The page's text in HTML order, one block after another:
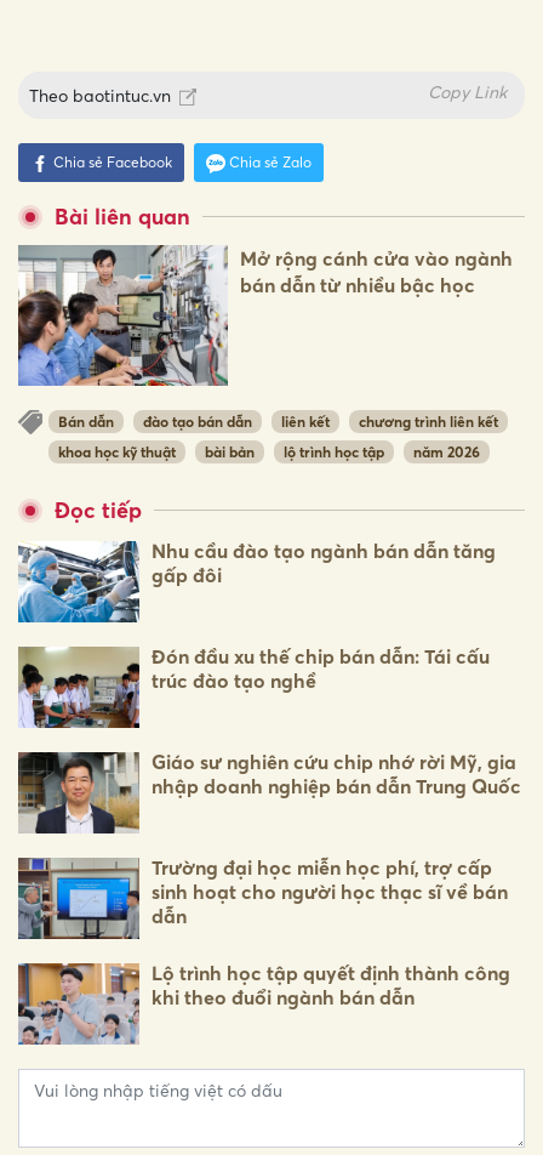
Theo baotintuc.vn Copy Link
Chia sẻ Facebook Chia sẻ Zalo
Bài liên quan
Mở rộng cánh cửa vào ngành
bán dẫn từ nhiều bậc học
Bán dẫn đào tạo bán dẫn liên kết
chương trình liên kết
khoa học kỹ thuật
bài bản lộ trình học tập năm 2026
Đọc tiếp
Nhu cầu đào tạo ngành bán dẫn tăng
gấp đôi
Đón đầu xu thế chip bán dẫn: Tái cấu
trúc đào tạo nghề
Giáo sư nghiên cứu chip nhớ rời Mỹ, gia
nhập doanh nghiệp bán dẫn Trung Quốc
Trường đại học miễn học phí, trợ cấp
sinh hoạt cho người học thạc sĩ về bán
dẫn
Lộ trình học tập quyết định thành công
khi theo đuổi ngành bán dẫn